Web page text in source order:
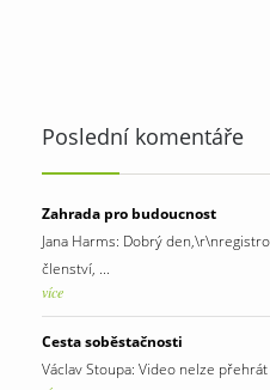
Poslední komentáře
Zahrada pro budoucnost
Jana Harms: Dobrý
členství, ...
více
Cesta soběstačnosti
Václav Stoupa: Video nelze přehrát